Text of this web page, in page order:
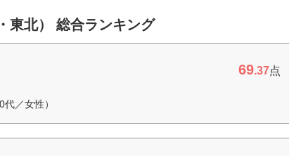
東北） 総合ランキング
69.37点
／女性）